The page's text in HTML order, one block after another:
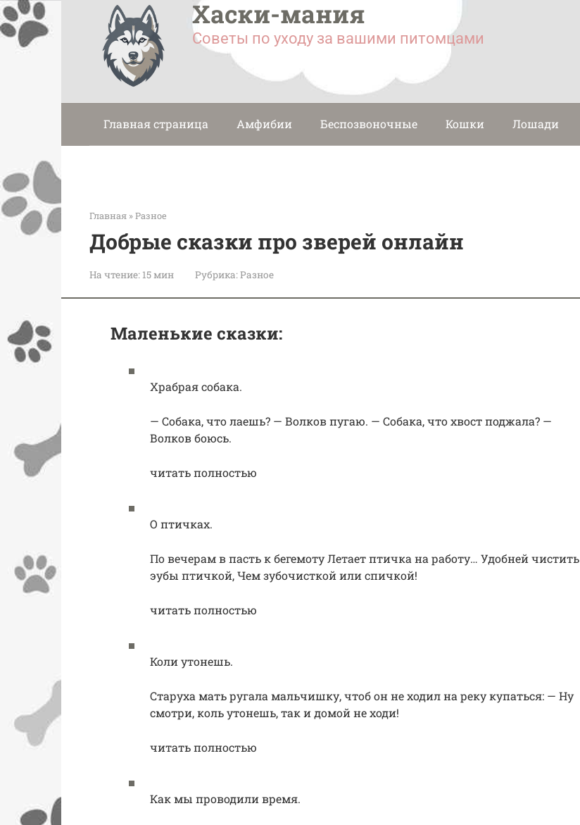
Перейти
к
контенту
Хаски-мания
Советы по уходу за вашими питомцами
Главная страница Амфибии Беспозвоночные Кошки Лошади
Главная »Разное
Добрые сказки про зверей онлайн
На чтение: 15 мин Рубрика:Разное
Маленькие сказки:
Храбрая собака.
— Собака, что лаешь? — Волков пугаю. — Собака, что хвост поджала? —
Волков боюсь.
читать полностью
О птичках.
По вечерам в пасть к бегемоту Летает птичка на работу… Удобней чистить
эубы птичкой, Чем зубочисткой или спичкой!
читать полностью
Коли утонешь.
Старуха мать ругала мальчишку, чтоб он не ходил на реку купаться: — Ну
смотри, коль утонешь, так и домой не ходи!
читать полностью
Как мы проводили время.